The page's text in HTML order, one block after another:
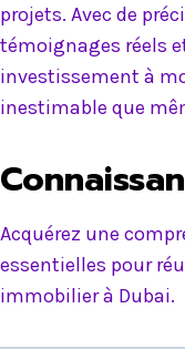
projets. Avec de
témoignages réels
investissement à
inestimable que
Acquérez une
essentielles pour
immobilier à Dubai.